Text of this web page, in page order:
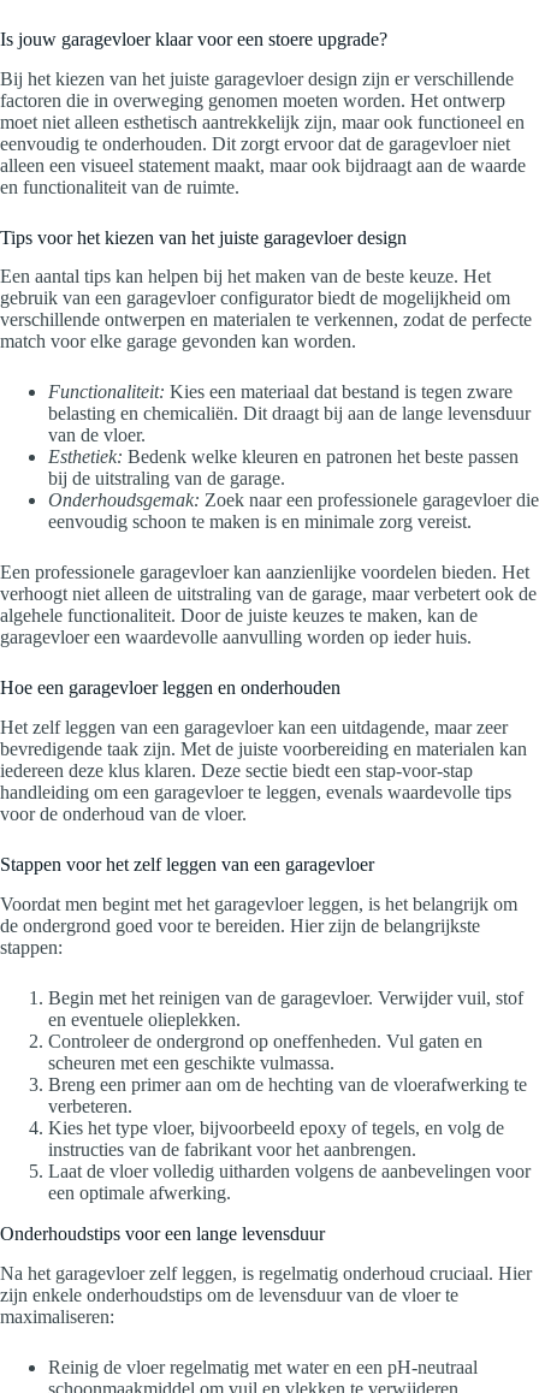
Is jouw garagevloer klaar voor een stoere upgrade?
Bij het kiezen van het juiste garagevloer design zijn er verschillende
factoren die in overweging genomen moeten worden. Het ontwerp
moet niet alleen esthetisch aantrekkelijk zijn, maar ook functioneel en
eenvoudig te onderhouden. Dit zorgt ervoor dat de garagevloer niet
alleen een visueel statement maakt, maar ook bijdraagt aan de waarde
en functionaliteit van de ruimte.
Tips voor het kiezen van het juiste garagevloer design
Een aantal tips kan helpen bij het maken van de beste keuze. Het
gebruik van een garagevloer configurator biedt de mogelijkheid om
verschillende ontwerpen en materialen te verkennen, zodat de perfecte
match voor elke garage gevonden kan worden.
Functionaliteit: Kies een materiaal dat bestand is tegen zware
belasting en chemicaliën. Dit draagt bij aan de lange levensduur
van de vloer.
Esthetiek: Bedenk welke kleuren en patronen het beste passen
bij de uitstraling van de garage.
Onderhoudsgemak: Zoek naar een professionele garagevloer die
eenvoudig schoon te maken is en minimale zorg vereist.
Een professionele garagevloer kan aanzienlijke voordelen bieden. Het
verhoogt niet alleen de uitstraling van de garage, maar verbetert ook de
algehele functionaliteit. Door de juiste keuzes te maken, kan de
garagevloer een waardevolle aanvulling worden op ieder huis.
Hoe een garagevloer leggen en onderhouden
Het zelf leggen van een garagevloer kan een uitdagende, maar zeer
bevredigende taak zijn. Met de juiste voorbereiding en materialen kan
iedereen deze klus klaren. Deze sectie biedt een stap-voor-stap
handleiding om een garagevloer te leggen, evenals waardevolle tips
voor de onderhoud van de vloer.
Stappen voor het zelf leggen van een garagevloer
Voordat men begint met het garagevloer leggen, is het belangrijk om
de ondergrond goed voor te bereiden. Hier zijn de belangrijkste
stappen:
Begin met het reinigen van de garagevloer. Verwijder vuil, stof
en eventuele olieplekken.
Controleer de ondergrond op oneffenheden. Vul gaten en
scheuren met een geschikte vulmassa.
Breng een primer aan om de hechting van de vloerafwerking te
verbeteren.
Kies het type vloer, bijvoorbeeld epoxy of tegels, en volg de
instructies van de fabrikant voor het aanbrengen.
Laat de vloer volledig uitharden volgens de aanbevelingen voor
een optimale afwerking.
Onderhoudstips voor een lange levensduur
Na het garagevloer zelf leggen, is regelmatig onderhoud cruciaal. Hier
zijn enkele onderhoudstips om de levensduur van de vloer te
maximaliseren:
Reinig de vloer regelmatig met water en een pH-neutraal
schoonmaakmiddel om vuil en vlekken te verwijderen.